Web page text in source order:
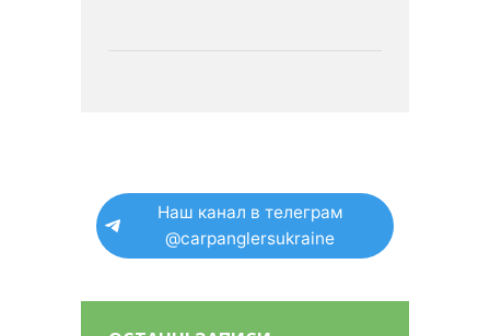
Наш канал в телеграм
@carpanglersukraine